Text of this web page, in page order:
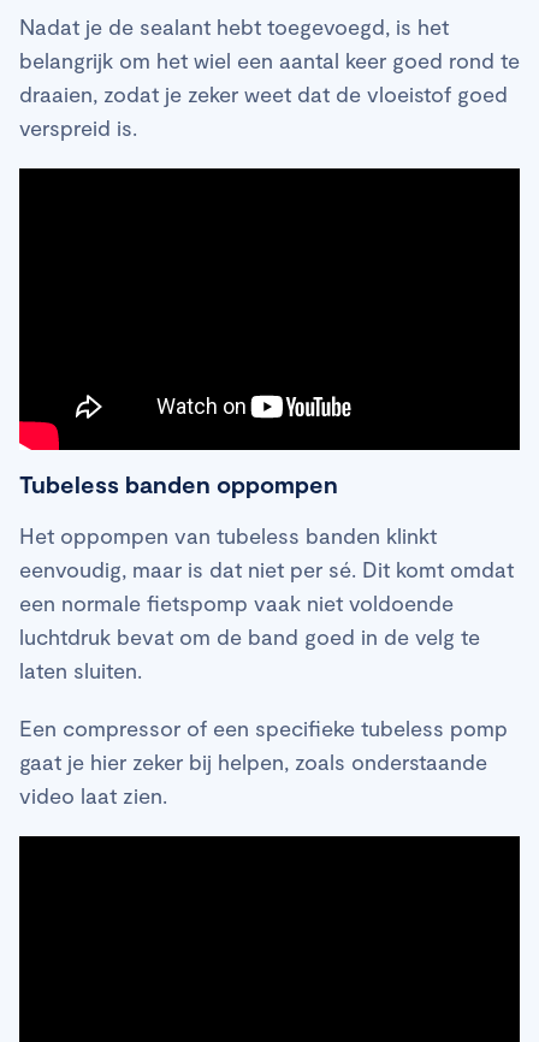
Nadat je de sealant hebt toegevoegd, is het
belangrijk om het wiel een aantal keer goed rond te
draaien, zodat je zeker weet dat de vloeistof goed
verspreid is.
Tubeless banden oppompen
Het oppompen van tubeless banden klinkt
eenvoudig, maar is dat niet per sé. Dit komt omdat
een normale fietspomp vaak niet voldoende
luchtdruk bevat om de band goed in de velg te
laten sluiten.
Een compressor of een specifieke tubeless pomp
gaat je hier zeker bij helpen, zoals onderstaande
video laat zien.